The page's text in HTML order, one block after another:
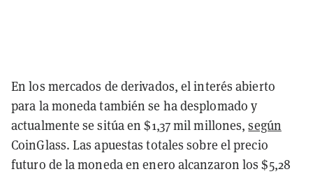
En los mercados de derivados, el interés abierto
para la moneda también se ha desplomado y
actualmente se sitúa en $1,37 mil millones,según
CoinGlass. Las apuestas totales sobre el precio
futuro de la moneda en enero alcanzaron los $5,28